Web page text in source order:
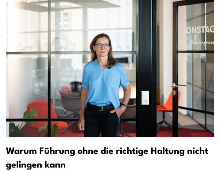
Warum Führung ohne die richtige Haltung nicht
gelingen kann